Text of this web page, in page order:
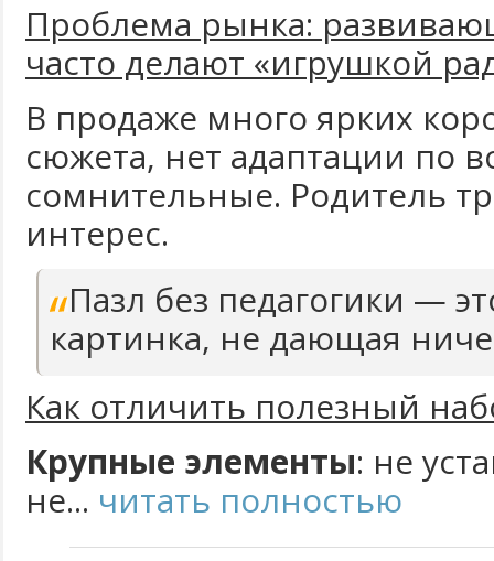
Проблема рынка:
часто делают «игрушкой
В продаже много ярких
сюжета, нет адаптации по
сомнительные. Родитель
интерес.
Пазл без педагогики —
картинка, не дающая
Как отличить полезный
Крупные элементы: не
не... читать полностью